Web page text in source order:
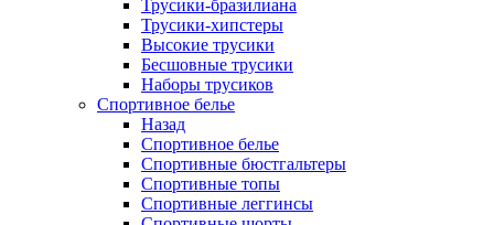
Трусики-бразилиана
Трусики-хипстеры
Высокие трусики
Бесшовные трусики
Наборы трусиков
Спортивное белье
Назад
Спортивное белье
Спортивные бюстгальтеры
Спортивные топы
Спортивные леггинсы